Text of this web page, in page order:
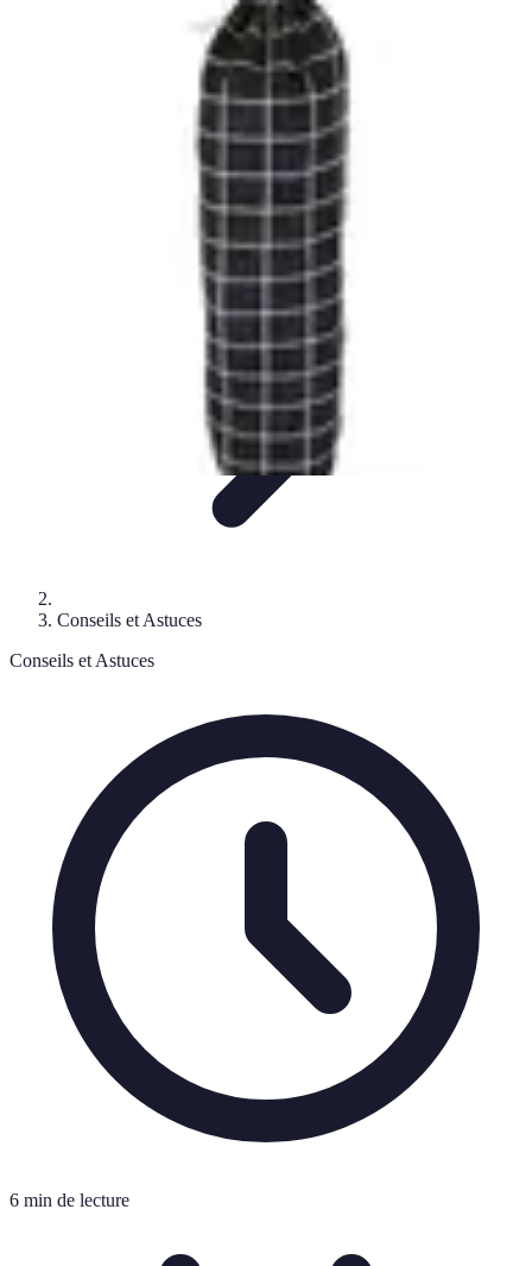
Astuces et conseilsÉconomie et Budget
Shop Supermarché
Conseils et Astuces
Conseils et Astuces
6 min de lecture